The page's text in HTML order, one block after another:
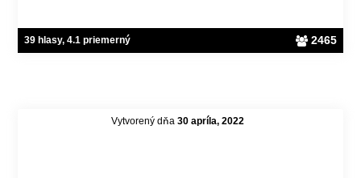
39 hlasy, 4.1 priemerný 2465
Vytvorený dňa 30 apríla, 2022